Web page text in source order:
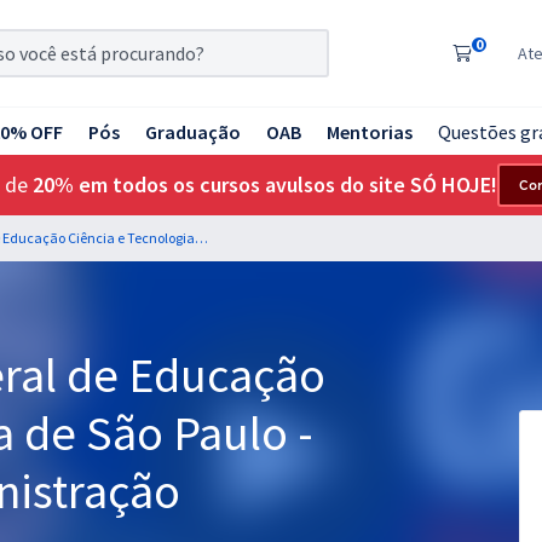
0
OFF Pós Graduação OAB Mentorias Questões
de 20% em todos os cursos avulsos do site SÓ HOJE!
IFSP - Instituto Federal de Educação Ciência e Tecnologia de São Paulo - Assistente em Administração
de Educação
de São Paulo -